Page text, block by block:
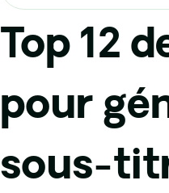
Top 12
pour
sous-